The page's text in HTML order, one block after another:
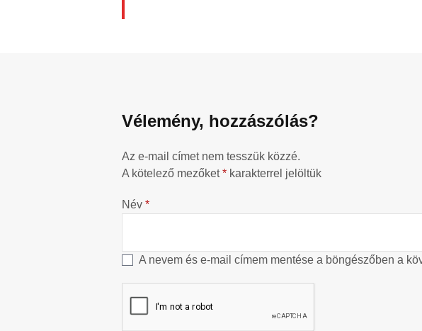
Vélemény, hozzászólás?
Az e-mail címet nem tesszük közzé.
A kötelező mezőket* karakterrel jelöltük
Név *
A nevem és e-mail címem mentése a böngészőben a